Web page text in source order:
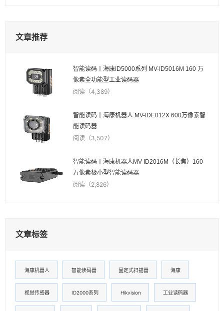
文章推荐
智能读码丨海康ID5000系列 MV-ID5016M 160 万
像素全功能型工业读码器
阅读（4,389）
智能读码丨海康机器人 MV-IDE012X 600万像素智
能读码器
阅读（3,507）
智能读码丨海康机器人MV-ID2016M（长焦）160
万像素极小型智能读码器
阅读（2,826）
文章标签
海康机器人 智能读码器 固定式扫描器 海康
视觉传感器 ID2000系列 Hikvision 工业读码器